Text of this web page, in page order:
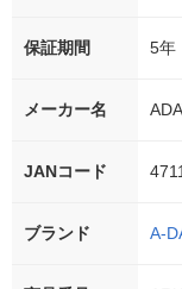
保証期間 5年
メーカー名
JANコード
ブランド A-